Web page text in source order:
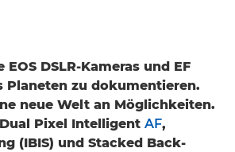
DSLR-Kameras und EF
Planeten zu dokumentieren.
neue Welt an Möglichkeiten.
Pixel Intelligent AF,
(IBIS) und Stacked Back-